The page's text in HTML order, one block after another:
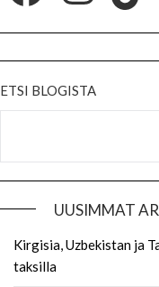
ETSI BLOGISTA
UUSIMMAT
Kirgisia, Uzbekistan ja
taksilla